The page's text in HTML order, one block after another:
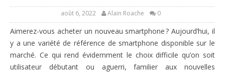
août 6, 2022 Alain Roache 0
Aimerez-vous acheter un nouveau smartphone ? Aujourd’hui, il
y a une variété de référence de smartphone disponible sur le
marché. Ce qui rend évidemment le choix difficile qu’on soit
utilisateur débutant ou aguerri, familier aux nouvelles